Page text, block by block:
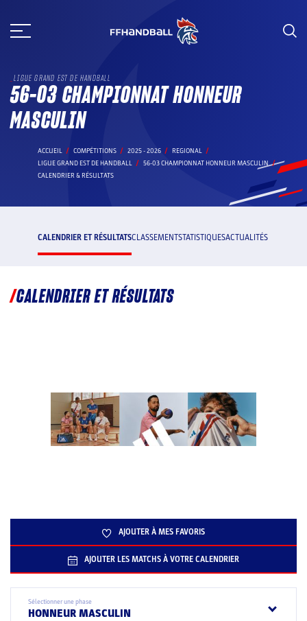
au
LIGUE GRAND EST DE HANDBALL
56-03 CHAMPIONNAT HONNEUR
MASCULIN
ACCUEIL COMPÉTITIONS 2025 - 2026
REGIONAL
LIGUE GRAND EST DE HANDBALL
56-03 CHAMPIONNAT HONNEUR MASCULIN
CALENDRIER & RÉSULTATS
CALENDRIER ET RÉSULTATSCLASSEMENTSTATISTIQUESACTUALITÉS
CALENDRIER ET RÉSULTATS
AJOUTER À MES FAVORIS
AJOUTER LES MATCHS À VOTRE CALENDRIER
Sélectionner une phase
HONNEUR MASCULIN